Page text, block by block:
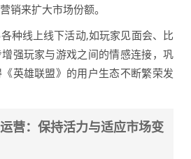
销来扩大市场份额。
种线上线下活动,如玩家见面会、比
强玩家与游戏之间的情感连接，巩
英雄联盟》的用户生态不断繁荣发
营：保持活力与适应市场变